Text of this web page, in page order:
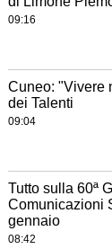
09:16
Cuneo: "Vivere
dei Talenti
09:04
Tutto sulla 60ª
Comunicazioni
gennaio
08:42